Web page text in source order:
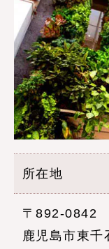
所在地
〒892-0842
鹿児島市東